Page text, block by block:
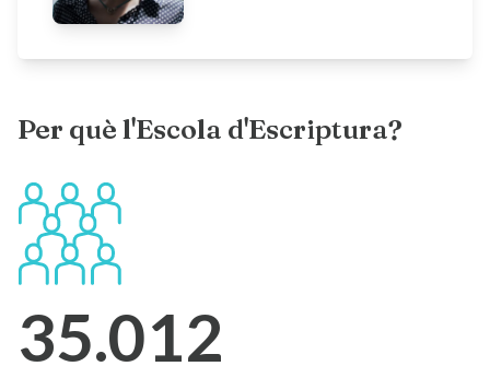
Per què l'Escola d'Escriptura?
35.012